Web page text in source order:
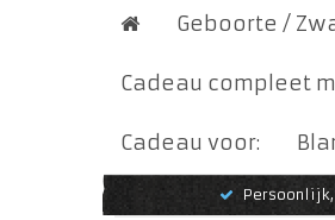
Geboorte /
Cadeau compleet
Cadeau voor: